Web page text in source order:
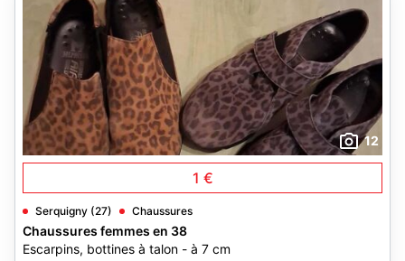
12
1 €
Serquigny (27) Chaussures
Chaussures femmes en 38
Escarpins, bottines à talon - à 7 cm